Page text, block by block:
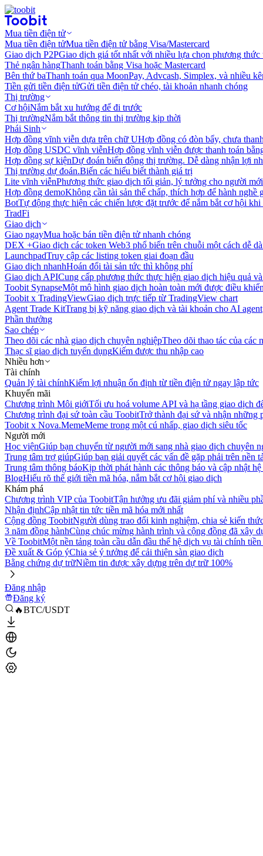
Mua tiền điện tử
Mua tiền điện tửMua tiền điện tử bằng Visa/Mastercard
Giao dịch P2PGiao dịch giá tốt nhất với nhiều lựa chọn phương thức
Thẻ ngân hàngThanh toán bằng Visa hoặc Mastercard
Bên thứ baThanh toán qua MoonPay, Advcash, Simplex, và nhiều
Tiền gửi tiền điện tửGửi tiền điện tử chéo, tài khoản nhanh chóng
Thị trường
Cơ hộiNắm bắt xu hướng để đi trước
Thị trườngNắm bắt thông tin thị trường kịp thời
Phái Sinh
Hợp đồng vĩnh viễn dựa trên chữ UHợp đồng có đòn bẩy, chưa
Hợp đồng USDC vĩnh viễnHợp đồng vĩnh viễn được thanh toán
Hợp đồng sự kiệnDự đoán biến động thị trường. Dễ dàng nhận lợi
Thị trường dự đoán.Biến các hiểu biết thành giá trị
Lite vĩnh viễnPhương thức giao dịch tối giản, lý tưởng cho người
Hợp đồng demoKhông cần tài sản thế chấp, thích hợp để hành nghề
BotTự động thực hiện các chiến lược đặt trước để nắm bắt cơ hội
TradFi
Giao dịch
Giao ngayMua hoặc bán tiền điện tử nhanh chóng
DEX +Giao dịch các token Web3 phổ biến trên chuỗi một cách dễ
LaunchpadTruy cập các listing token giai đoạn đầu
Giao dịch nhanhHoán đổi tài sản tức thì không phí
Giao dịch APICung cấp phương thức thực hiện giao dịch hiệu quả
Toobit SynapseMột mô hình giao dịch hoàn toàn mới được điều
Toobit x TradingViewGiao dịch trực tiếp từ TradingView chart
Agent Trade KitTrang bị kỹ năng giao dịch và tài khoản cho AI agent
Phần thưởng
Sao chép
Theo dõi các nhà giao dịch chuyên nghiệpTheo dõi thao tác của các
Thạc sĩ giao dịch tuyển dụngKiếm được thu nhập cao
Nhiều hơn
Tài chính
Quản lý tài chínhKiếm lợi nhuận ổn định từ tiền điện tử ngay lập tức
Khuyến mãi
Chương trình Môi giớiTối ưu hoá volume API và hạ tầng giao dịch
Chương trình đại sứ toàn cầu ToobitTrở thành đại sứ và nhận những
Toobit x Nova.MemeMeme trong một cú nhấp, giao dịch siêu tốc
Người mới
Học việnGiúp bạn chuyển từ người mới sang nhà giao dịch chuyên
Trung tâm trợ giúpGiúp bạn giải quyết các vấn đề gặp phải trên nền
Trung tâm thông báoKịp thời phát hành các thông báo và cập nhật
BlogHiểu rõ thế giới tiền mã hóa, nắm bắt cơ hội giao dịch
Khám phá
Chương trình VIP của ToobitTận hưởng ưu đãi giảm phí và nhiều
Nhận địnhCập nhật tin tức tiền mã hóa mới nhất
Cộng đồng ToobitNgười dùng trao đổi kinh nghiệm, chia sẻ kiến
3 năm đồng hànhCùng chúc mừng hành trình và cộng đồng đã xây
Về ToobitMột nền tảng toàn cầu dẫn đầu thế hệ dịch vụ tài chính
Đề xuất & Góp ýChia sẻ ý tưởng để cải thiện sàn giao dịch
Bằng chứng dự trữNiềm tin được xây dựng trên dự trữ 100%
Đăng nhập
Đăng ký
🔥BTC/USDT